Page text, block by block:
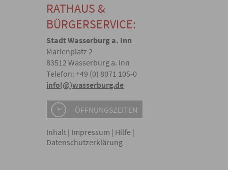
RATHAUS &
BÜRGERSERVICE:
Stadt Wasserburg a. Inn
Marienplatz 2
83512 Wasserburg a. Inn
Telefon: +49 (0) 8071 105-0
info(@)wasserburg.de
ÖFFNUNGSZEITEN
Inhalt | Impressum | Hilfe |
Datenschutzerklärung